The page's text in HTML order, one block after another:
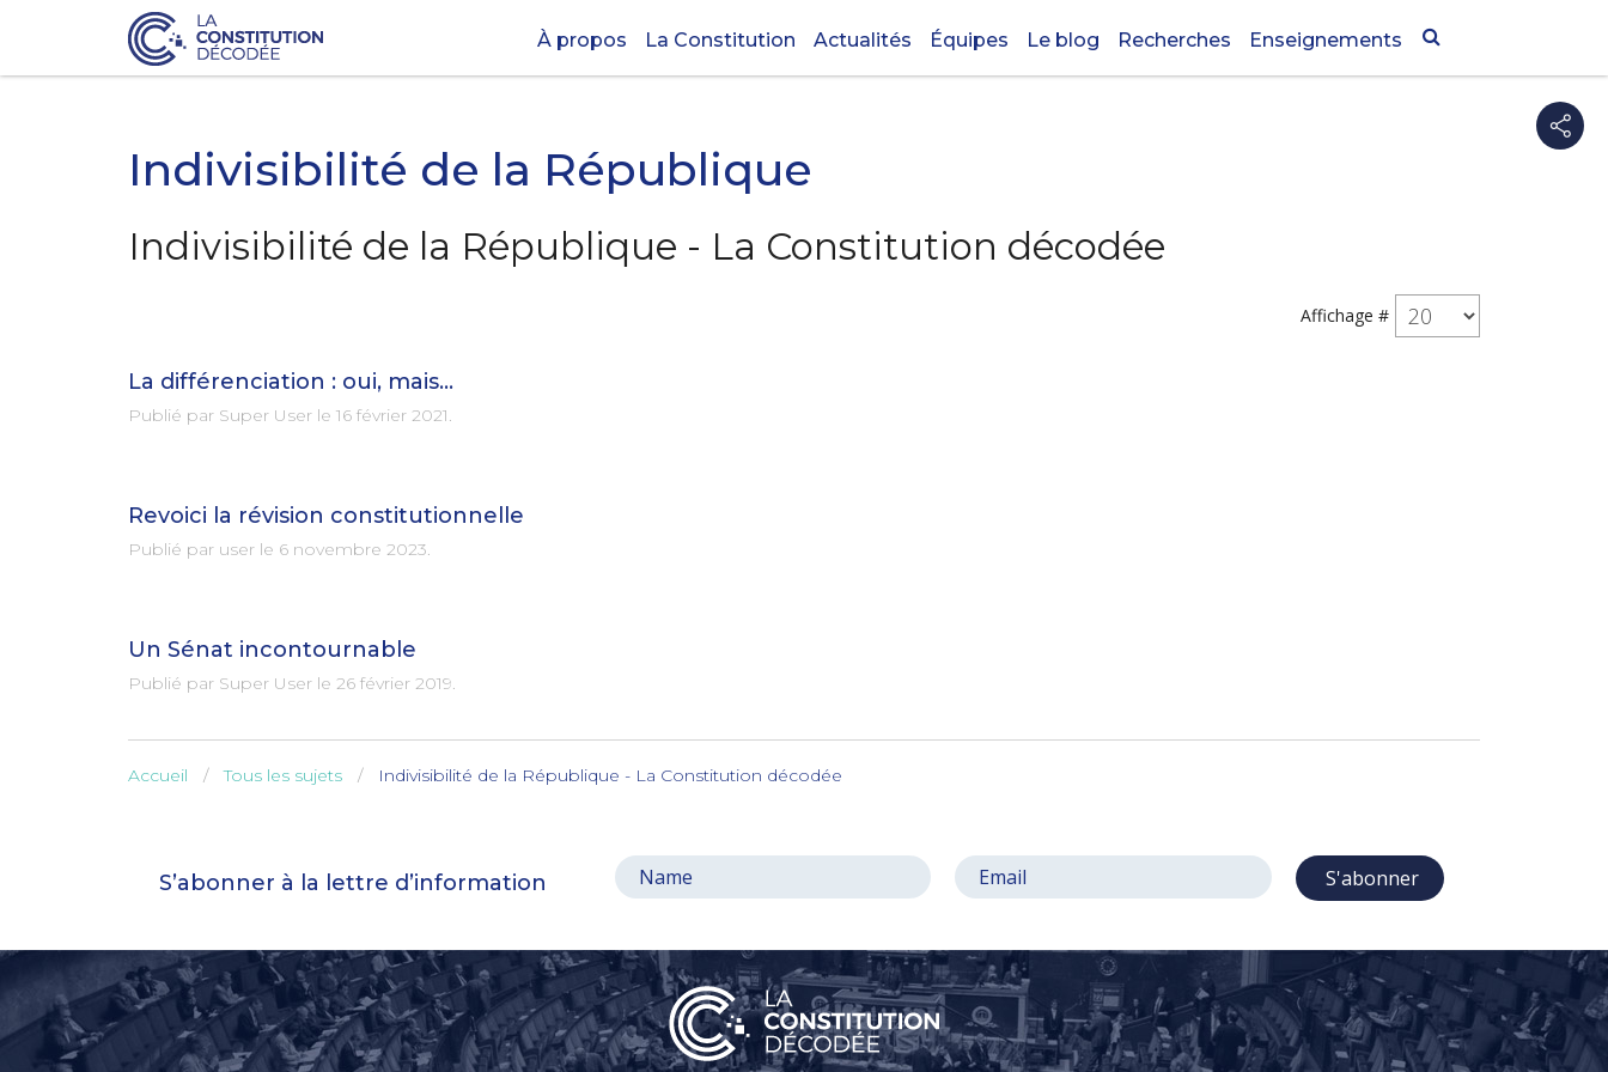
À propos La Constitution Actualités Équipes Le blog Recherches Enseignements
Indivisibilité de la République
Indivisibilité de la République - La Constitution décodée
Affichage #
La différenciation : oui, mais…
Publié par Super User le 16 février 2021.
Revoici la révision constitutionnelle
Publié par user le 6 novembre 2023.
Un Sénat incontournable
Publié par Super User le 26 février 2019.
Accueil Tous les sujets Indivisibilité de la République - La Constitution décodée
S’abonner à la lettre d’information S'abonner